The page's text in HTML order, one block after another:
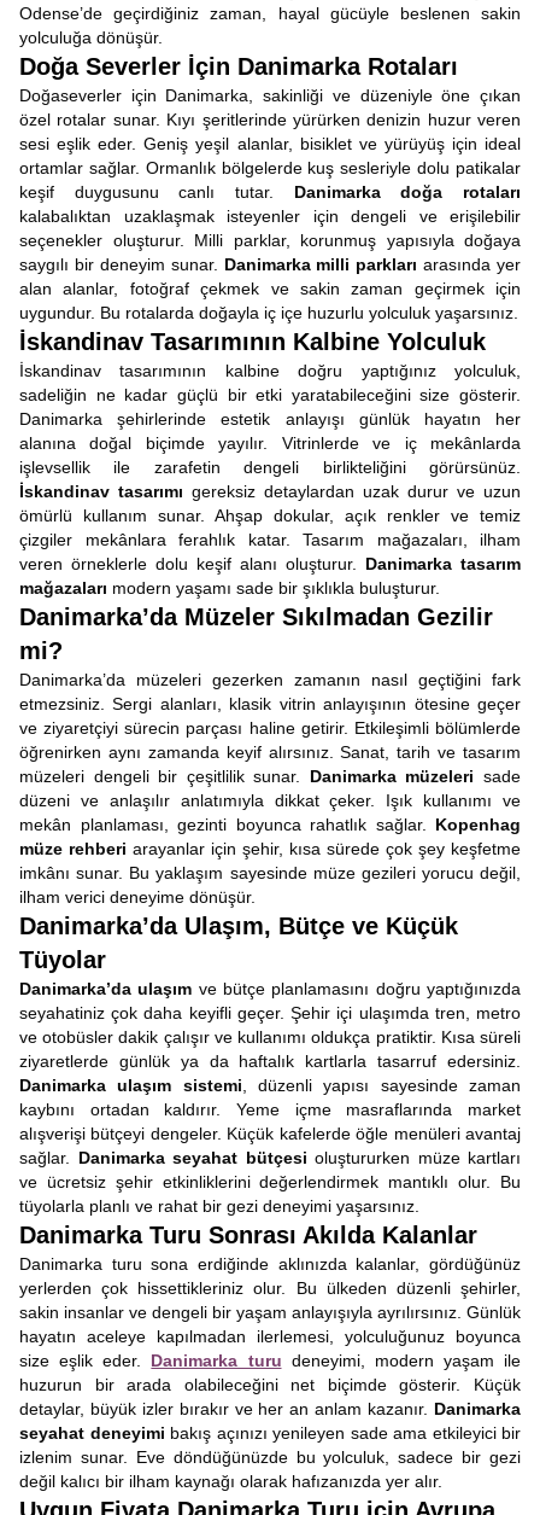
Odense’de geçirdiğiniz zaman, hayal gücüyle beslenen sakin
yolculuğa dönüşür.
Doğa Severler İçin Danimarka Rotaları
Doğaseverler için Danimarka, sakinliği ve düzeniyle öne çıkan
özel rotalar sunar. Kıyı şeritlerinde yürürken denizin huzur veren
sesi eşlik eder. Geniş yeşil alanlar, bisiklet ve yürüyüş için ideal
ortamlar sağlar. Ormanlık bölgelerde kuş sesleriyle dolu patikalar
keşif duygusunu canlı tutar. Danimarka doğa rotaları
kalabalıktan uzaklaşmak isteyenler için dengeli ve erişilebilir
seçenekler oluşturur. Milli parklar, korunmuş yapısıyla doğaya
saygılı bir deneyim sunar. Danimarka milli parkları arasında yer
alan alanlar, fotoğraf çekmek ve sakin zaman geçirmek için
uygundur. Bu rotalarda doğayla iç içe huzurlu yolculuk yaşarsınız.
İskandinav Tasarımının Kalbine Yolculuk
İskandinav tasarımının kalbine doğru yaptığınız yolculuk,
sadeliğin ne kadar güçlü bir etki yaratabileceğini size gösterir.
Danimarka şehirlerinde estetik anlayışı günlük hayatın her
alanına doğal biçimde yayılır. Vitrinlerde ve iç mekânlarda
işlevsellik ile zarafetin dengeli birlikteliğini görürsünüz.
İskandinav tasarımı gereksiz detaylardan uzak durur ve uzun
ömürlü kullanım sunar. Ahşap dokular, açık renkler ve temiz
çizgiler mekânlara ferahlık katar. Tasarım mağazaları, ilham
veren örneklerle dolu keşif alanı oluşturur. Danimarka tasarım
mağazaları modern yaşamı sade bir şıklıkla buluşturur.
Danimarka’da Müzeler Sıkılmadan Gezilir
mi?
Danimarka’da müzeleri gezerken zamanın nasıl geçtiğini fark
etmezsiniz. Sergi alanları, klasik vitrin anlayışının ötesine geçer
ve ziyaretçiyi sürecin parçası haline getirir. Etkileşimli bölümlerde
öğrenirken aynı zamanda keyif alırsınız. Sanat, tarih ve tasarım
müzeleri dengeli bir çeşitlilik sunar. Danimarka müzelerisade
düzeni ve anlaşılır anlatımıyla dikkat çeker. Işık kullanımı ve
mekân planlaması, gezinti boyunca rahatlık sağlar. Kopenhag
müze rehberi arayanlar için şehir, kısa sürede çok şey keşfetme
imkânı sunar. Bu yaklaşım sayesinde müze gezileri yorucu değil,
ilham verici deneyime dönüşür.
Danimarka’da Ulaşım, Bütçe ve Küçük
Tüyolar
Danimarka’da ulaşım ve bütçe planlamasını doğru yaptığınızda
seyahatiniz çok daha keyifli geçer. Şehir içi ulaşımda tren, metro
ve otobüsler dakik çalışır ve kullanımı oldukça pratiktir. Kısa süreli
ziyaretlerde günlük ya da haftalık kartlarla tasarruf edersiniz.
Danimarka ulaşım sistemi , düzenli yapısı sayesinde zaman
kaybını ortadan kaldırır. Yeme içme masraflarında market
alışverişi bütçeyi dengeler. Küçük kafelerde öğle menüleri avantaj
sağlar. Danimarka seyahat bütçesi oluştururken müze kartları
ve ücretsiz şehir etkinliklerini değerlendirmek mantıklı olur. Bu
tüyolarla planlı ve rahat bir gezi deneyimi yaşarsınız.
Danimarka Turu Sonrası Akılda Kalanlar
Danimarka turu sona erdiğinde aklınızda kalanlar, gördüğünüz
yerlerden çok hissettikleriniz olur. Bu ülkeden düzenli şehirler,
sakin insanlar ve dengeli bir yaşam anlayışıyla ayrılırsınız. Günlük
hayatın aceleye kapılmadan ilerlemesi, yolculuğunuz boyunca
size eşlik eder. Danimarka turu deneyimi, modern yaşam ile
huzurun bir arada olabileceğini net biçimde gösterir. Küçük
detaylar, büyük izler bırakır ve her an anlam kazanır. Danimarka
seyahat deneyimi bakış açınızı yenileyen sade ama etkileyici bir
izlenim sunar. Eve döndüğünüzde bu yolculuk, sadece bir gezi
değil kalıcı bir ilham kaynağı olarak hafızanızda yer alır.